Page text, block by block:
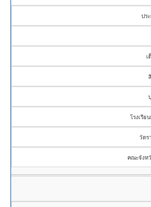
ปร
เ
โรงเรีย
วัดร
คณะจังห